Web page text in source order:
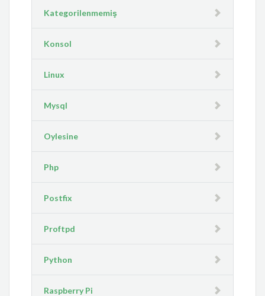
Kategorilenmemiş
Konsol
Linux
Mysql
Oylesine
Php
Postfix
Proftpd
Python
Raspberry Pi